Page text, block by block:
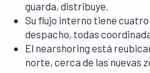
guarda, distribuye.
Su flujo interno tiene
despacho, todas
El nearshoring está
norte, cerca de las nuevas